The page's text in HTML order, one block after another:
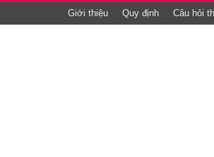
Giới thiệu Quy định Câu hỏi